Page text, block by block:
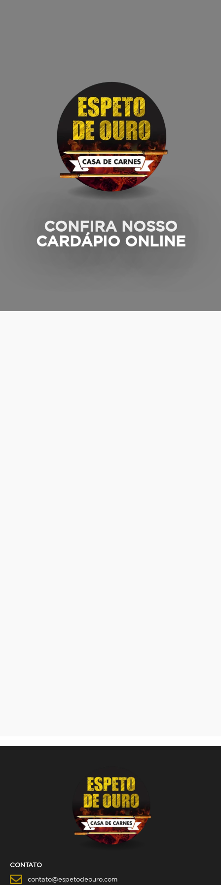
CONFIRA NOSSO
CARDÁPIO ONLINE
CONTATO
contato@espetodeouro.com